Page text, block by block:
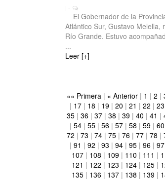
| -
El Gobernador de la
Atlántico Sur, Gustavo
Río Grande. Estuvo
...
Leer [+]
«« Primera | « Anterior| 1 | 2 |
| 17| 18 | 19| 20 | 21 | 22 | 23
35| 36| 37| 38 | 39| 40 | 41 |
| 54| 55| 56| 57| 58 | 59| 60
72 | 73 | 74| 75| 76| 77| 78 |
| 91 | 92 | 93 | 94| 95| 96| 97
107| 108 | 109| 110 | 111 |
121 | 122 | 123 | 124| 125|
135| 136| 137| 138 | 139|